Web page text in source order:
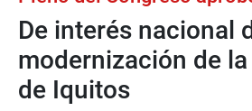
De interés nacional
modernización de
de Iquitos